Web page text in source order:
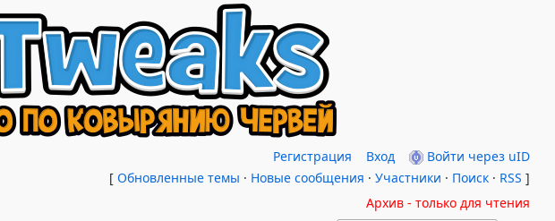
Регистрация Вход
Войти через uID
[ Обновленные темы · Новые сообщения · Участники · Поиск · RSS ]
Архив - только для чтения